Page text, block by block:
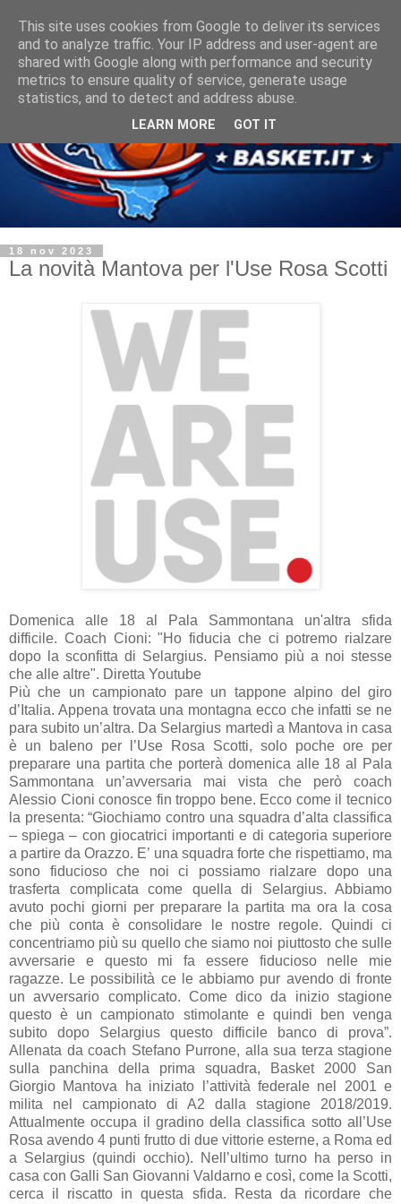
18 nov 2023
La novità Mantova per l'Use Rosa Scotti
Domenica alle 18 al Pala Sammontana un'altra sfida
difficile. Coach Cioni: "Ho fiducia che ci potremo rialzare
dopo la sconfitta di Selargius. Pensiamo più a noi stesse
che alle altre". Diretta Youtube
Più che un campionato pare un tappone alpino del giro
d’Italia. Appena trovata una montagna ecco che infatti se ne
para subito un’altra. Da Selargius martedì a Mantova in casa
è un baleno per l’Use Rosa Scotti, solo poche ore per
preparare una partita che porterà domenica alle 18 al Pala
Sammontana un’avversaria mai vista che però coach
Alessio Cioni conosce fin troppo bene. Ecco come il tecnico
la presenta: “Giochiamo contro una squadra d’alta classifica
– spiega – con giocatrici importanti e di categoria superiore
a partire da Orazzo. E’ una squadra forte che rispettiamo, ma
sono fiducioso che noi ci possiamo rialzare dopo una
trasferta complicata come quella di Selargius. Abbiamo
avuto pochi giorni per preparare la partita ma ora la cosa
che più conta è consolidare le nostre regole. Quindi ci
concentriamo più su quello che siamo noi piuttosto che sulle
avversarie e questo mi fa essere fiducioso nelle mie
ragazze. Le possibilità ce le abbiamo pur avendo di fronte
un avversario complicato. Come dico da inizio stagione
questo è un campionato stimolante e quindi ben venga
subito dopo Selargius questo difficile banco di prova”.
Allenata da coach Stefano Purrone, alla sua terza stagione
sulla panchina della prima squadra, Basket 2000 San
Giorgio Mantova ha iniziato l’attività federale nel 2001 e
milita nel campionato di A2 dalla stagione 2018/2019.
Attualmente occupa il gradino della classifica sotto all’Use
Rosa avendo 4 punti frutto di due vittorie esterne, a Roma ed
a Selargius (quindi occhio). Nell’ultimo turno ha perso in
casa con Galli San Giovanni Valdarno e così, come la Scotti,
cerca il riscatto in questa sfida. Resta da ricordare che
This site uses cookies from Google to deliver its services
and to analyze traffic. Your IP address and user-agent are
shared with Google along with performance and security
metrics to ensure quality of service, generate usage
statistics, and to detect and address abuse.
LEARN MORE GOT IT